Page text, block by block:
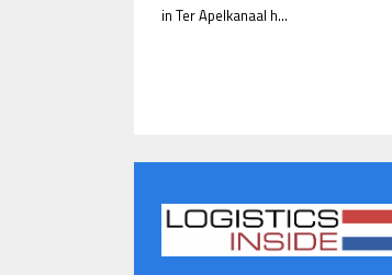
in Ter Apelkanaal h...